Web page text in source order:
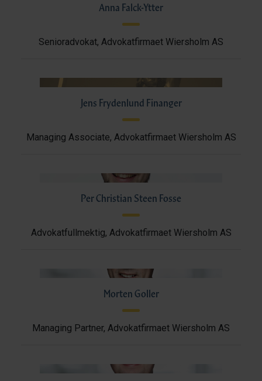
Anna Falck-Ytter
Senioradvokat, Advokatfirmaet Wiersholm AS
Jens Frydenlund Finanger
Managing Associate, Advokatfirmaet Wiersholm AS
Per Christian Steen Fosse
Advokatfullmektig, Advokatfirmaet Wiersholm AS
Morten Goller
Managing Partner, Advokatfirmaet Wiersholm AS